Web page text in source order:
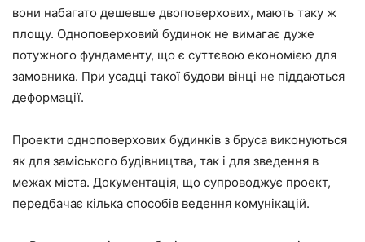
вони набагато дешевше двоповерхових, мають таку ж
площу. Одноповерховий будинок не вимагає дуже
потужного фундаменту, що є суттєвою економією для
замовника. При усадці такої будови вінці не піддаються
деформації.
Проекти одноповерхових будинків з бруса виконуються
як для заміського будівництва, так і для зведення в
межах міста. Документація, що супроводжує проект,
передбачає кілька способів ведення комунікацій.